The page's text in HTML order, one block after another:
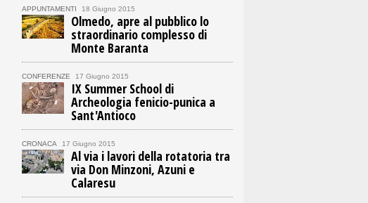
APPUNTAMENTI 18 Giugno 2015
Olmedo, apre al pubblico lo
straordinario complesso di
Monte Baranta
CONFERENZE 17 Giugno 2015
IX Summer School di
Archeologia fenicio-punica a
Sant'Antioco
CRONACA 17 Giugno 2015
Al via i lavori della rotatoria tra
via Don Minzoni, Azuni e
Calaresu